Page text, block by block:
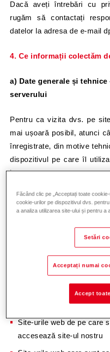
Dacă aveți întrebări cu
rugăm să contactați
datelor la adresa de e-mail
4. Ce informații colectăm
a) Date generale și
serverului
Pentru ca vizita dvs. pe
mai ușoară posibil, atunci
înregistrate, din motive
dispozitivul pe care îl
browser.
Datele înregistrate includ
listă exhaustivă):
Informații despre tipul de
Sistemul de operare al
Furnizorul de servicii de
Data și ora accesului
Site-urile web de pe care
accesează site-ul nostru
Făcând clic pe „Acceptați toate
cookie-urilor pe dispozitivul dvs.
a analiza utilizarea site-ului și pentru a
Setări
Acceptați numai
Accept